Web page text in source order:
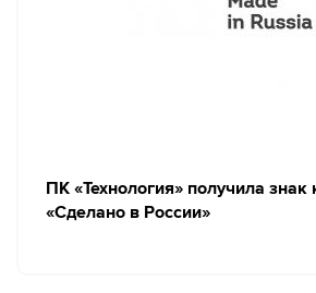
ПК «Технология» получила знак
«Сделано в России»